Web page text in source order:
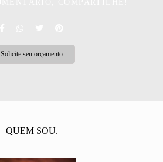
Solicite seu orçamento
QUEM SOU.